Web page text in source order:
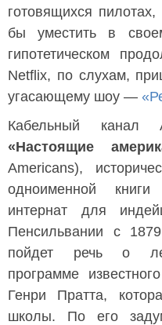
готовящихся
бы уместить в
гипотетическом
Netflix, по слухам,
угасающему шоу —
Кабельный канал
«Настоящие
Americans),
одноименной
интернат для
Пенсильвании с
пойдет речь о
программе
Генри Пратта,
школы. По его